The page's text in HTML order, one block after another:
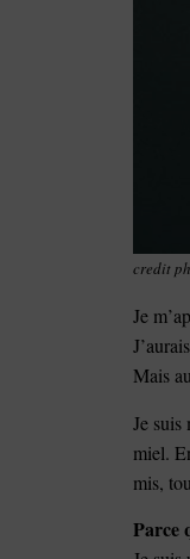
credit
Je
Mais
Je
miel.
mis,
Parce